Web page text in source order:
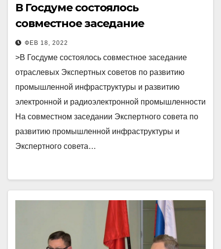
В Госдуме состоялось
совместное заседание
отраслевых Экспертных советов
по развитию промышленной
инфраструктуры и развитию
электронной и
радиоэлектронной
промышленности
ФЕВ 18, 2022
>В Госдуме состоялось совместное заседание
отраслевых Экспертных советов по развитию
промышленной инфраструктуры и развитию
электронной и радиоэлектронной промышленности
На совместном заседании Экспертного совета по
развитию промышленной инфраструктуры и
Экспертного совета…